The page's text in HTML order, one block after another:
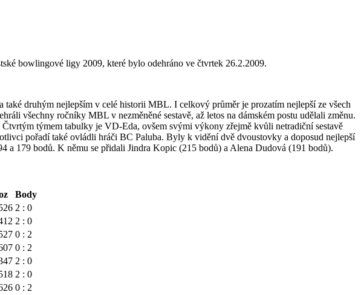
bowlingové ligy 2009, které bylo odehráno ve čtvrtek 26.2.2009.
druhým nejlepším v celé historii MBL. I celkový průměr je prozatím nejlepší ze všech
všechny ročníky MBL v nezměněné sestavě, až letos na dámském postu udělali změnu.
týmem tabulky je VD-Eda, ovšem svými výkony zřejmě kvůli netradiční sestavě
pořadí také ovládli hráči BC Paluba. Byly k vidění dvě dvoustovky a doposud nejlepší
a 179 bodů. K němu se přidali Jindra Kopic (215 bodů) a Alena Dudová (191 bodů).
Body
2 : 0
2 : 0
0 : 2
0 : 2
2 : 0
2 : 0
0 : 2